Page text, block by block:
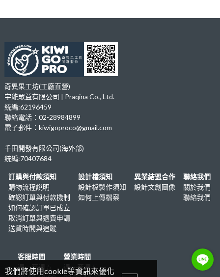
奇異果工坊(工廠直營)
宇能眾益有限公司 | Praqina Co., Ltd.
統編:62196459
聯絡電話：02-28984899
電子郵件：kiwigoproco@gmail.com
千田開發有限公司(海外部)
統編:70407684
訂購與付款須知
購物流程說明
確認訂單與付款機制
如何確認訂單已成立
取消訂單與退費申請
送貨時間與追蹤
設計檔須知
設計檔製作須知
如何上傳檔案
異業結盟合作
設計文創圖像
聯絡我們
關於我們
聯絡我們
客服時間
週一至週五
營業時間
週一至週五
我們將使用cookie等資訊來優化